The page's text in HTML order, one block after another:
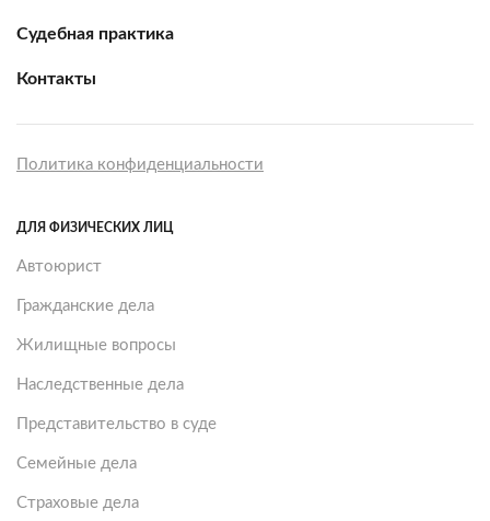
Судебная практика
Контакты
Политика конфиденциальности
ДЛЯ ФИЗИЧЕСКИХ ЛИЦ
Автоюрист
Гражданские дела
Жилищные вопросы
Наследственные дела
Представительство в суде
Семейные дела
Страховые дела